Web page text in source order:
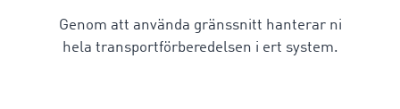
Genom att använda gränssnitt hanterar ni
hela transportförberedelsen i ert system.